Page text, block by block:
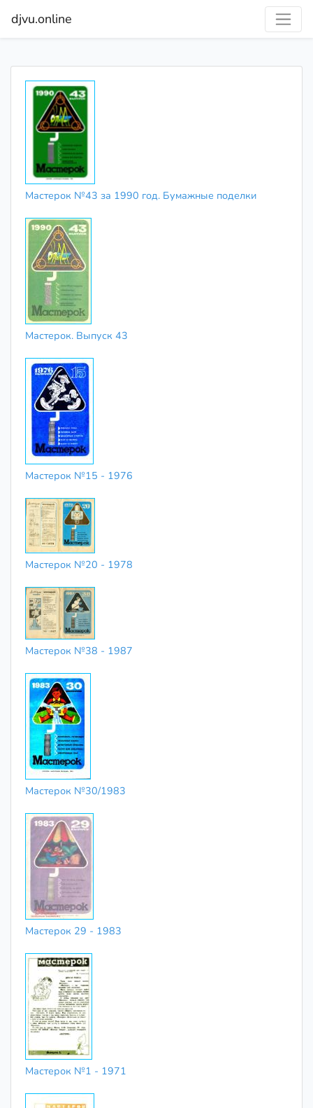
djvu.online
Мастерок №43 за 1990 год. Бумажные поделки
Мастерок. Выпуск 43
Мастерок №15 - 1976
Мастерок №20 - 1978
Мастерок №38 - 1987
Мастерок №30/1983
Мастерок 29 - 1983
Мастерок №1 - 1971